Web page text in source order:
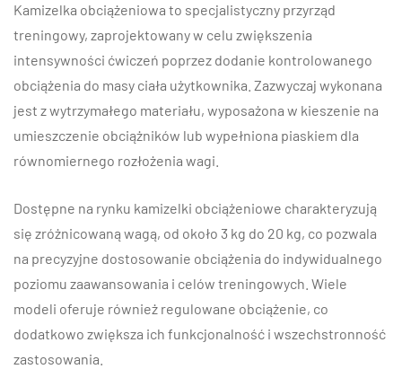
Kamizelka obciążeniowa to specjalistyczny przyrząd
treningowy, zaprojektowany w celu zwiększenia
intensywności ćwiczeń poprzez dodanie kontrolowanego
obciążenia do masy ciała użytkownika. Zazwyczaj wykonana
jest z wytrzymałego materiału, wyposażona w kieszenie na
umieszczenie obciążników lub wypełniona piaskiem dla
równomiernego rozłożenia wagi.
Dostępne na rynku kamizelki obciążeniowe charakteryzują
się zróżnicowaną wagą, od około 3 kg do 20 kg, co pozwala
na precyzyjne dostosowanie obciążenia do indywidualnego
poziomu zaawansowania i celów treningowych. Wiele
modeli oferuje również regulowane obciążenie, co
dodatkowo zwiększa ich funkcjonalność i wszechstronność
zastosowania.